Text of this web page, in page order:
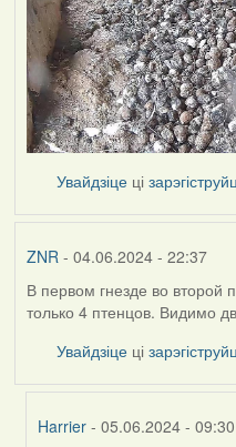
Увайдзіце ці
ZNR- 04.06.2024 - 22:37
В первом гнезде во
только 4 птенцов. Видимо
Увайдзіце ці
Harrier - 05.06.2024 - 09:30